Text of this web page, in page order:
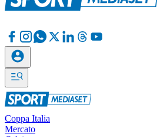
Coppa Italia
Mercato